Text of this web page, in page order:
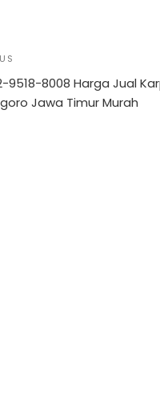
9518-8008 Harga Jual
Jawa Timur Murah